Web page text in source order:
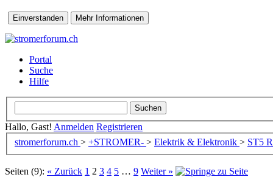
Portal
Suche
Hilfe
Hallo, Gast! Anmelden Registrieren
stromerforum.ch > +STROMER- > Elektrik & Elektronik > ST5
Seiten (9): « Zurück 1 2 3 4 5 … 9 Weiter »